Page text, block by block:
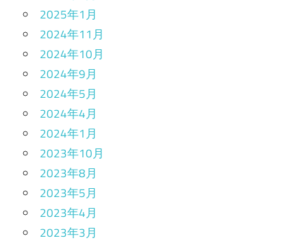
2025年1月
2024年11月
2024年10月
2024年9月
2024年5月
2024年4月
2024年1月
2023年10月
2023年8月
2023年5月
2023年4月
2023年3月